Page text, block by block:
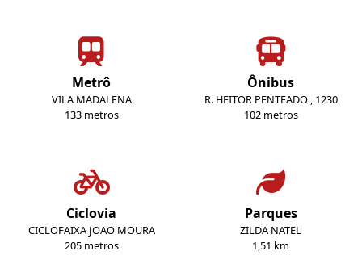
Metrô
VILA MADALENA
133 metros
Ônibus
R. HEITOR PENTEADO , 1230
102 metros
Ciclovia
CICLOFAIXA JOAO MOURA
205 metros
Parques
ZILDA NATEL
1,51 km